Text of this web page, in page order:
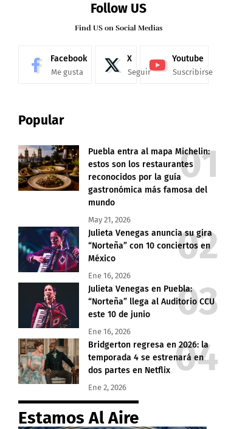
Follow US
Find US on Social Medias
Facebook
Me gusta
X
Seguir
Youtube
Suscribirse
Popular
Puebla entra al mapa Michelin:
estos son los restaurantes
reconocidos por la guía
gastronómica más famosa del
mundo
May 21, 2026
Julieta Venegas anuncia su gira
“Norteña” con 10 conciertos en
México
Ene 16, 2026
Julieta Venegas en Puebla:
“Norteña” llega al Auditorio CCU
este 10 de junio
Ene 16, 2026
Bridgerton regresa en 2026: la
temporada 4 se estrenará en
dos partes en Netflix
Ene 2, 2026
Estamos Al Aire